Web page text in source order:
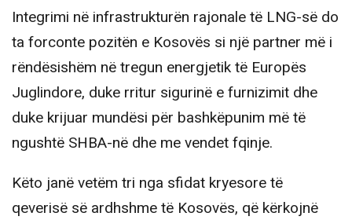
Integrimi në infrastrukturën rajonale të LNG-së do
ta forconte pozitën e Kosovës si një partner më i
rëndësishëm në tregun energjetik të Europës
Juglindore, duke rritur sigurinë e furnizimit dhe
duke krijuar mundësi për bashkëpunim më të
ngushtë SHBA-në dhe me vendet fqinje.
Këto janë vetëm tri nga sfidat kryesore të
qeverisë së ardhshme të Kosovës, që kërkojnë